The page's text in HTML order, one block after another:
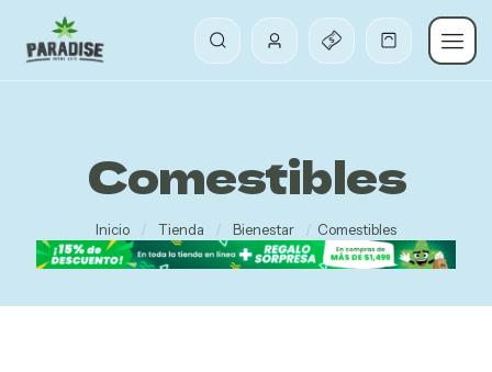
Comestibles
Inicio / Tienda / Bienestar / Comestibles